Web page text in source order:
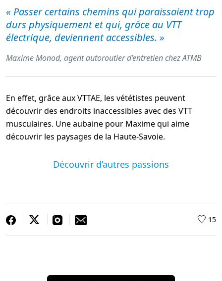
« Passer certains chemins qui paraissaient trop
durs physiquement et qui, grâce au VTT
électrique, deviennent accessibles. »
Maxime Monod, agent autoroutier d’entretien chez ATMB
En effet, grâce aux VTTAE, les vététistes peuvent
découvrir des endroits inaccessibles avec des VTT
musculaires. Une aubaine pour Maxime qui aime
découvrir les paysages de la Haute-Savoie.
Découvrir d’autres passions
15